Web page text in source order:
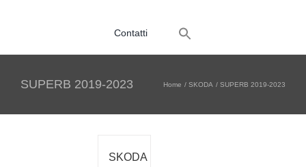
Contatti
Search
for:
SUPERB 2019-2023 Home SKODA SUPERB 2019-2023
SKODA